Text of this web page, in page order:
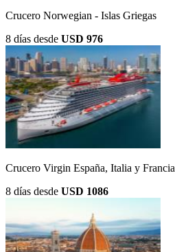
Crucero Norwegian - Islas Griegas
8 días desde USD 976
Crucero Virgin España, Italia y Francia
8 días desde USD 1086